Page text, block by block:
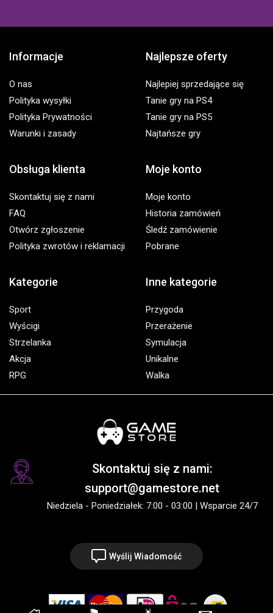
Informacje
O nas
Polityka wysyłki
Polityka Prywatności
Warunki i zasady
Najlepsze oferty
Najlepiej sprzedające się
Tanie gry na PS4
Tanie gry na PS5
Najtańsze gry
Obsługa klienta
Skontaktuj się z nami
FAQ
Otwórz zgłoszenie
Polityka zwrotów i reklamacji
Moje konto
Moje konto
Historia zamówień
Śledź zamówienie
Pobrane
Kategorie
Sport
Wyścigi
Strzelanka
Akcja
RPG
Inne kategorie
Przygoda
Przerażenie
Symulacja
Unikalne
Walka
Skontaktuj się z nami:
support@gamestore.net
Niedziela - Poniedziałek: 7:00 - 03:00 | Wsparcie 24/7
Wyślij Wiadomość